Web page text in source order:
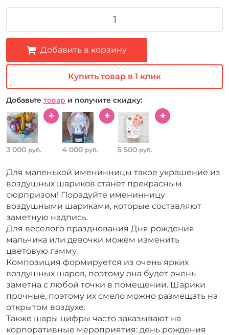
Добавить в корзину
Купить товар в 1 клик
Добавьте товар и получите скидку:
3 000 руб. 4 000 руб. 5 500 руб.
Для маленькой именинницы такое украшение из
воздушных шариков станет прекрасным
сюрпризом! Порадуйте именинницу
воздушными шариками, которые составляют
заметную надпись.
Для веселого празднования Дня рождения
мальчика или девочки можем изменить
цветовую гамму.
Композиция формируется из очень ярких
воздушных шаров, поэтому она будет очень
заметна с любой точки в помещении. Шарики
прочные, поэтому их смело можно размещать на
открытом воздухе.
Также шары цифры часто заказывают на
корпоративные мероприятия: день рождения